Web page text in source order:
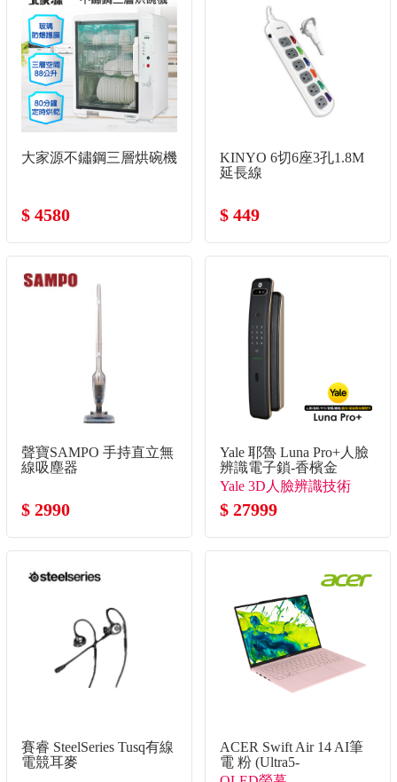
大家源不鏽鋼三層烘碗機
$ 4580
KINYO 6切6座3孔1.8M
延長線
$ 449
聲寶SAMPO 手持直立無
線吸塵器
$ 2990
Yale 耶魯 Luna Pro+人臉
辨識電子鎖-香檳金
Yale 3D人臉辨識技術
$ 27999
賽睿 SteelSeries Tusq有線
電競耳麥
ACER Swift Air 14 AI筆
電 粉 (Ultra5-
125H/32G/512G